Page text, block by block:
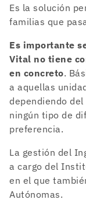
Es la solución
familias que
Es importante
Vital no tiene
en concreto.
a aquellas
dependiendo
ningún tipo de
preferencia.
La gestión del
a cargo del
en el que
Autónomas.